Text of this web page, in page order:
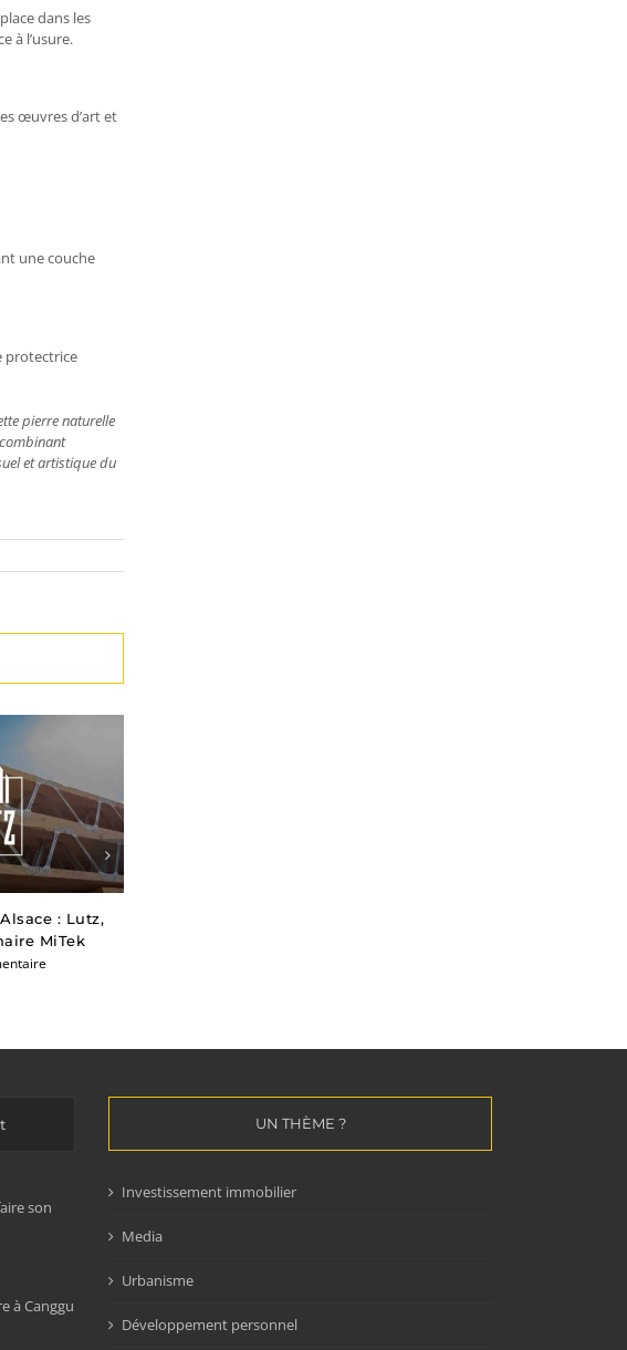
dans les
à l’usure.
œuvres d’art et
une couche
protectrice
pierre naturelle
et artistique du
: Lutz,
MiTek
son
à Canggu
UN THÈME ?
Investissement immobilier
Media
Urbanisme
Développement personnel